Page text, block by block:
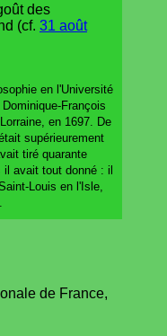
des
(cf. 31 août
en l'Université
François
en 1697. De
supérieurement
tiré quarante
avait tout donné : il
Louis en l'Isle,
de France,